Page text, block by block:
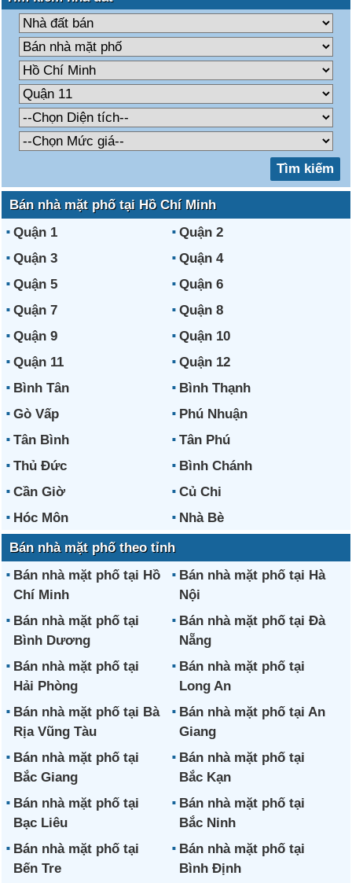
Bán nhà mặt phố tại Hồ Chí Minh
Quận 1
Quận 2
Quận 3
Quận 4
Quận 5
Quận 6
Quận 7
Quận 8
Quận 9
Quận 10
Quận 11
Quận 12
Bình Tân
Bình Thạnh
Gò Vấp
Phú Nhuận
Tân Bình
Tân Phú
Thủ Đức
Bình Chánh
Cần Giờ
Củ Chi
Hóc Môn
Nhà Bè
Bán nhà mặt phố theo tỉnh
Bán nhà mặt phố tại Hồ
Chí Minh
Bán nhà mặt phố tại Hà
Nội
Bán nhà mặt phố tại
Bình Dương
Bán nhà mặt phố tại Đà
Nẵng
Bán nhà mặt phố tại
Hải Phòng
Bán nhà mặt phố tại
Long An
Bán nhà mặt phố tại Bà
Rịa Vũng Tàu
Bán nhà mặt phố tại An
Giang
Bán nhà mặt phố tại
Bắc Giang
Bán nhà mặt phố tại
Bắc Kạn
Bán nhà mặt phố tại
Bạc Liêu
Bán nhà mặt phố tại
Bắc Ninh
Bán nhà mặt phố tại
Bến Tre
Bán nhà mặt phố tại
Bình Định